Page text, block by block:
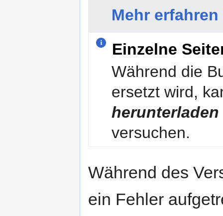
Mehr erfahren
Einzelne
Während die
ersetzt wird,
herunterladen
versuchen.
Während des
ein Fehler